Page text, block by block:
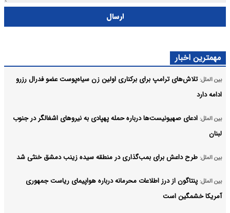
ارسال
مهمترین اخبار
بین الملل: تلاش‌های ترامپ برای برکناری اولین زن سیاه‌پوست عضو فدرال رزرو
ادامه دارد
بین الملل: ادعای صهیونیست‌ها درباره حمله پهپادی به نیروهای اشغالگر در جنوب
لبنان
بین الملل: طرح داعش برای بمب‌گذاری در منطقه سیده زینب دمشق خنثی شد
بین الملل: پنتاگون از درز اطلاعات محرمانه درباره هواپیمای ریاست جمهوری
آمریکا خشمگین است